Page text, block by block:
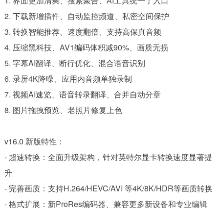
2. 下载新增插件、自动监控频道、私密空间保护
3. 转换智能推荐、速度翻倍、支持高保真音频
4. 压缩黑科技、AV1编码体积减90%、画质无损
5. 字幕AI翻译、断行优化、混合语音识别
6. 录屏4K降噪、应用内音频单独录制
7. 视频AI速览、语音转录翻译、合并自动分章
8. 图片拖拽预览、老照片修复上色
v16.0 新版特性：
- 超速转换：全面升级架构，针对英特尔显卡转换速度显著提
升
- 完善画质：支持H.264/HEVC/AVI 等4K/8K/HDR等画质转换
- 格式扩展：新ProRes编码器、兼容更多新设备和专业编辑